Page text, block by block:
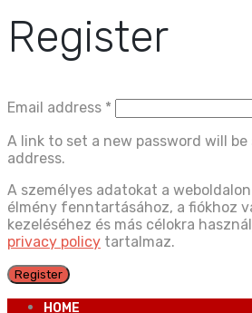
Register
Email address *
A link to set a new password will
address.
A személyes adatokat a
élmény fenntartásához, a fiókhoz
kezeléséhez és más célokra
privacy policy tartalmaz.
Register
HOME